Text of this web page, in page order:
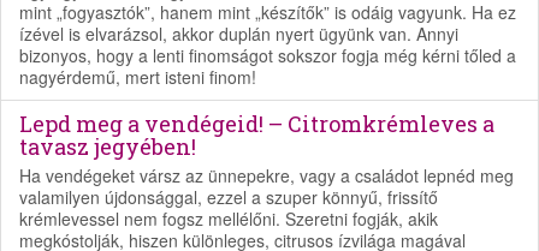
mint „fogyasztók”, hanem mint „készítők” is odáig vagyunk. Ha ez
ízével is elvarázsol, akkor duplán nyert ügyünk van. Annyi
bizonyos, hogy a lenti finomságot sokszor fogja még kérni tőled a
nagyérdemű, mert isteni finom!
Lepd meg a vendégeid! – Citromkrémleves a
tavasz jegyében!
Ha vendégeket vársz az ünnepekre, vagy a családot lepnéd meg
valamilyen újdonsággal, ezzel a szuper könnyű, frissítő
krémlevessel nem fogsz mellélőni. Szeretni fogják, akik
megkóstolják, hiszen különleges, citrusos ízvilága magával